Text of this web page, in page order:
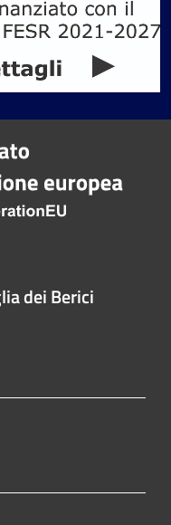
dei Berici